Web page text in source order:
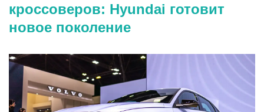
кроссоверов: Hyundai готовит
новое поколение